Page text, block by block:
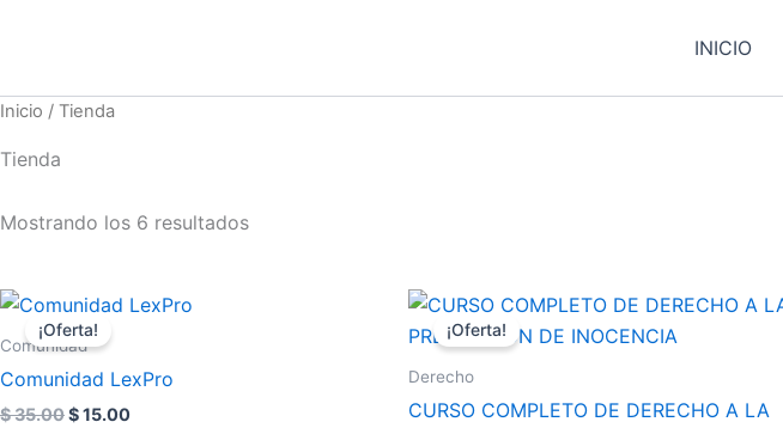
INICIO
Inicio / Tienda
Tienda
Mostrando los 6 resultados
¡Oferta!
Comunidad
Comunidad LexPro
$35.00
El
precio
original
$ 35.00.
$15.00
El
precio
$ 15.00.
¡Oferta!
Derecho
CURSO COMPLETO DE DERECHO A LA
El
precio
original
El
actual